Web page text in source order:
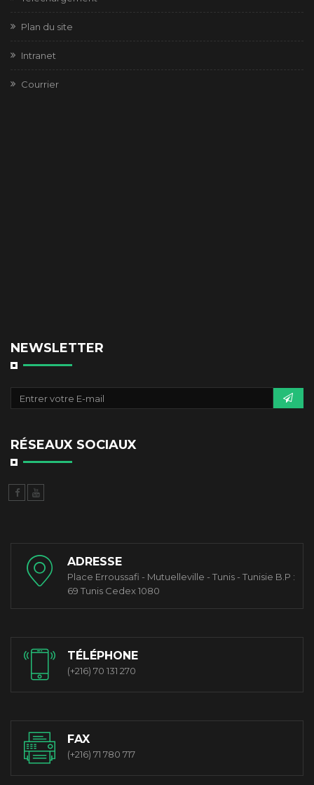
Plan du site
Intranet
Courrier
NEWSLETTER
RÉSEAUX SOCIAUX
ADRESSE
Place Erroussafi - Mutuelleville - Tunis - Tunisie B.P :
69 Tunis Cedex 1080
TÉLÉPHONE
(+216) 70 131 270
FAX
(+216) 71 780 717